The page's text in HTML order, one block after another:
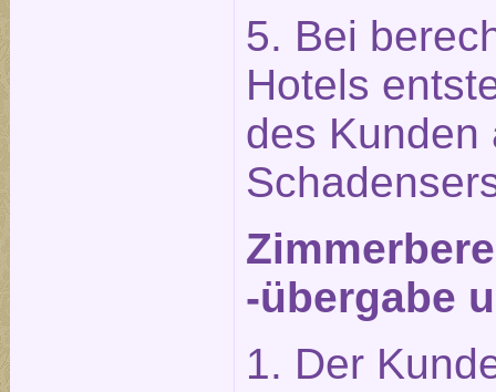
5. Bei
Hotels
des Kunden
-übergabe
1. Der